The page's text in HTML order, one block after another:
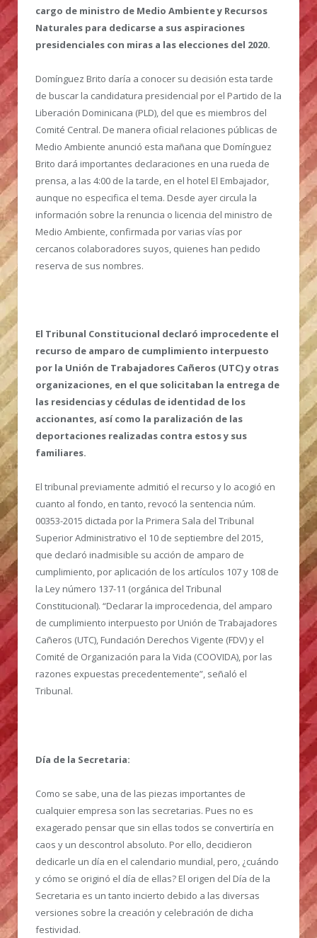
cargo de ministro de Medio Ambiente y Recursos
Naturales para dedicarse a sus aspiraciones
presidenciales con miras a las elecciones del 2020.
Domínguez Brito daría a conocer su decisión esta tarde
de buscar la candidatura presidencial por el Partido de la
Liberación Dominicana (PLD), del que es miembros del
Comité Central. De manera oficial relaciones públicas de
Medio Ambiente anunció esta mañana que Domínguez
Brito dará importantes declaraciones en una rueda de
prensa, a las 4:00 de la tarde, en el hotel El Embajador,
aunque no especifica el tema. Desde ayer circula la
información sobre la renuncia o licencia del ministro de
Medio Ambiente, confirmada por varias vías por
cercanos colaboradores suyos, quienes han pedido
reserva de sus nombres.
El Tribunal Constitucional declaró improcedente el
recurso de amparo de cumplimiento interpuesto
por la Unión de Trabajadores Cañeros (UTC) y otras
organizaciones, en el que solicitaban la entrega de
las residencias y cédulas de identidad de los
accionantes, así como la paralización de las
deportaciones realizadas contra estos y sus
familiares.
El tribunal previamente admitió el recurso y lo acogió en
cuanto al fondo, en tanto, revocó la sentencia núm.
00353-2015 dictada por la Primera Sala del Tribunal
Superior Administrativo el 10 de septiembre del 2015,
que declaró inadmisible su acción de amparo de
cumplimiento, por aplicación de los artículos 107 y 108 de
la Ley número 137-11 (orgánica del Tribunal
Constitucional). “Declarar la improcedencia, del amparo
de cumplimiento interpuesto por Unión de Trabajadores
Cañeros (UTC), Fundación Derechos Vigente (FDV) y el
Comité de Organización para la Vida (COOVIDA), por las
razones expuestas precedentemente”, señaló el
Tribunal.
Día de la Secretaria:
Como se sabe, una de las piezas importantes de
cualquier empresa son las secretarias. Pues no es
exagerado pensar que sin ellas todos se convertiría en
caos y un descontrol absoluto. Por ello, decidieron
dedicarle un día en el calendario mundial, pero, ¿cuándo
y cómo se originó el día de ellas? El origen del Día de la
Secretaria es un tanto incierto debido a las diversas
versiones sobre la creación y celebración de dicha
festividad.